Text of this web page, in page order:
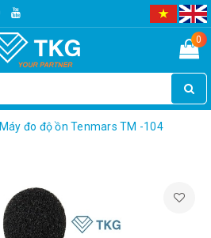
0
Máy đo độ ồn Tenmars TM -104